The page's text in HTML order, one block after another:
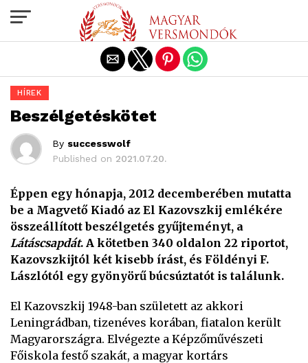
HÍREK
Beszélgetéskötet
By successwolf
Published on 2021.07.20.
Éppen egy hónapja, 2012 decemberében mutatta
be a Magvető Kiadó az El Kazovszkij emlékére
összeállított beszélgetés gyűjteményt, a
Látáscsapdát. A kötetben 340 oldalon 22 riportot,
Kazovszkijtól két kisebb írást, és Földényi F.
Lászlótól egy gyönyörű búcsúztatót is találunk.
El Kazovszkij 1948-ban született az akkori
Leningrádban, tizenéves korában, fiatalon került
Magyarországra. Elvégezte a Képzőművészeti
Főiskola festő szakát, a magyar kortárs
Exit mobile version